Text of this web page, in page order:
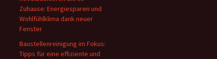
Zuhause: Energiesparen und
Wohlfühlklima dank neuer
Fenster
Baustellenreinigung im Fokus:
Tipps für eine effiziente und